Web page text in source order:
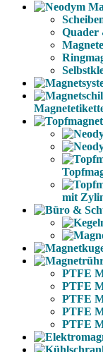
Quader
mit
PTFE
PTFE
PTFE
PTFE
PTFE